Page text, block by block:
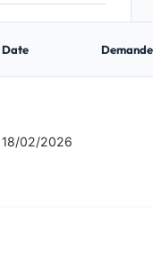
Date
18/02/2026